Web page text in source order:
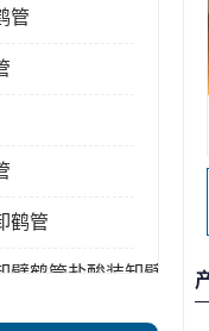
管
鹤管
臂鹤管盐酸装卸臂
车鹤管